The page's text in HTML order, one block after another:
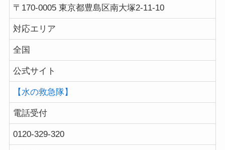
〒170-0005 東京都豊島区南大塚2-11-10
対応エリア
全国
公式サイト
【水の救急隊】
電話受付
0120-329-320